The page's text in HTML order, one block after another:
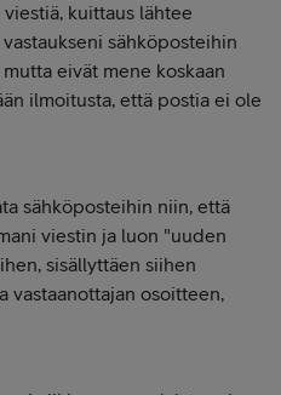
kuittaus lähtee
sähköposteihin
eivät mene koskaan
ilmoitusta, että postia ei ole
sähköposteihin niin, että
viestin ja luon "uuden
sisällyttäen siihen
vastaanottajan osoitteen,